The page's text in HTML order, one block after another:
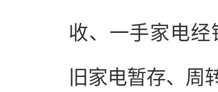
收、一手家电
旧家电暂存、周